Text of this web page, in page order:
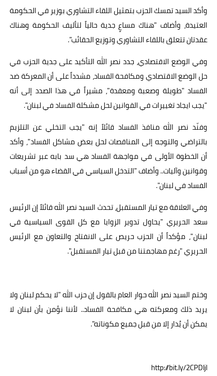
وأكد السيد تمسك الحزب بتمثيل اللقاء التشاوري بوزير في الحكومة
العتيدة، وأضاف "هناك مساعٍ جدية حالياً لتأليف الحكومة وهناك
عقدتان تتعلق باللقاء التشاوري وتوزيع الحقائب".
وفي الوضع الاقتصادي، جدد نصر الله التأكيد على جدية الحزب في
حل الوضع الاقتصادي ومكافحة الفساد، مشدداً على أن المعركة ضد
الفساد "طويلة وصعبة ومعقدة"، مشيراً في هذا الصدد إلى أنه
"يجب ايجاد تغييرات في القوانين لحل مشكلة الفساد في لبنان".
وفنّد نصر الله منافذ الفساد قائلاً إنه "يجب التخلي عن التلزيم
بالتراضي والتوجه إلى المناقصات لحل بعض مشاكل الفساد"، وأكد
أن الخطوة الأولى في مواجهة الفساد هي سد بابه عبر تشريعات
وقوانين وآليات.. وأضاف "التدخل السياسي في القضاء هو من أسباب
الفساد في لبنان".
وفي العلاقة مع تيار المستقبل، تحدث السيد نصر الله قائلاً إن الرئيس
سعد الحريري "يحاول تدوير الزوايا مع كل القوى السياسية في
لبنان"، مؤكداً أن الحزب حريص على الانفتاح والتعاون مع الرئيس
الحريري "رغم مهاجمتنا من قبل تيار المستقبل".
وختم السيد نصر الله حوار العام بالقول إن حزب الله "لا يحكم لبنان ولا
يريد ذلك ومعركته هي مكافحة الفساد.. لأننا نؤمن بأن لبنان لا
يمكن أن يُدار إلا من قبل جميع مكوناته".
http://bit.ly/2CPDljl